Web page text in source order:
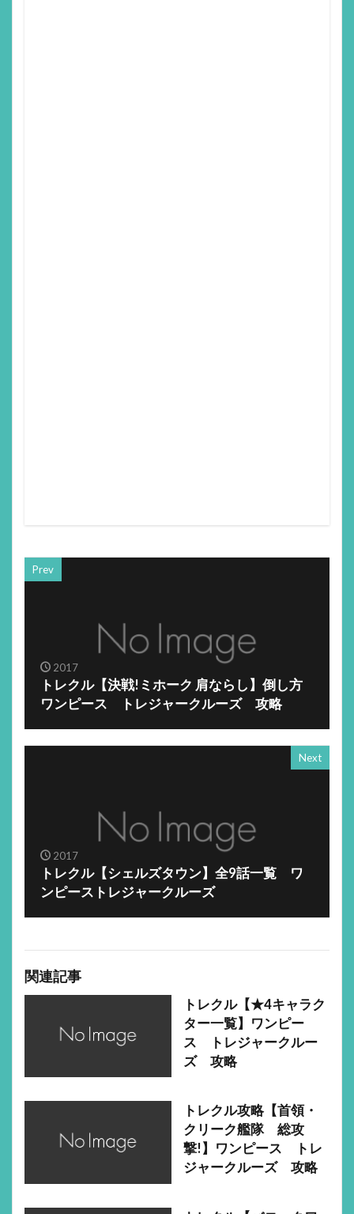
Prev
2017
トレクル【決戦!ミホーク 肩ならし】倒し方
ワンピース トレジャークルーズ 攻略
Next
2017
トレクル【シェルズタウン】全9話一覧 ワ
ンピーストレジャークルーズ
関連記事
トレクル【★4キャラク
ター一覧】ワンピー
ス トレジャークルー
ズ 攻略
トレクル攻略【首領・
クリーク艦隊 総攻
撃!】ワンピース トレ
ジャークルーズ 攻略